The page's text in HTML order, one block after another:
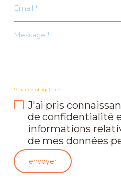
*
Message
* Champs obligatoires
J'ai pris
de confidentialité
informations
de mes données
envoyer